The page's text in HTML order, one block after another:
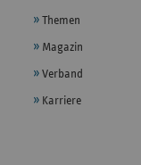
Themen
Magazin
Verband
Karriere